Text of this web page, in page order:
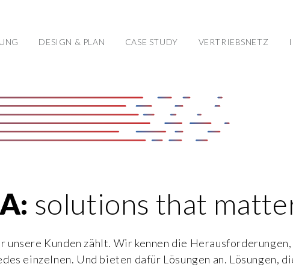
DESIGN & PLAN CASE STUDY VERTRIEBSNETZ
solutions that
unsere Kunden zählt. Wir kennen die
einzelnen. Und bieten dafür Lösungen an. Lösungen,